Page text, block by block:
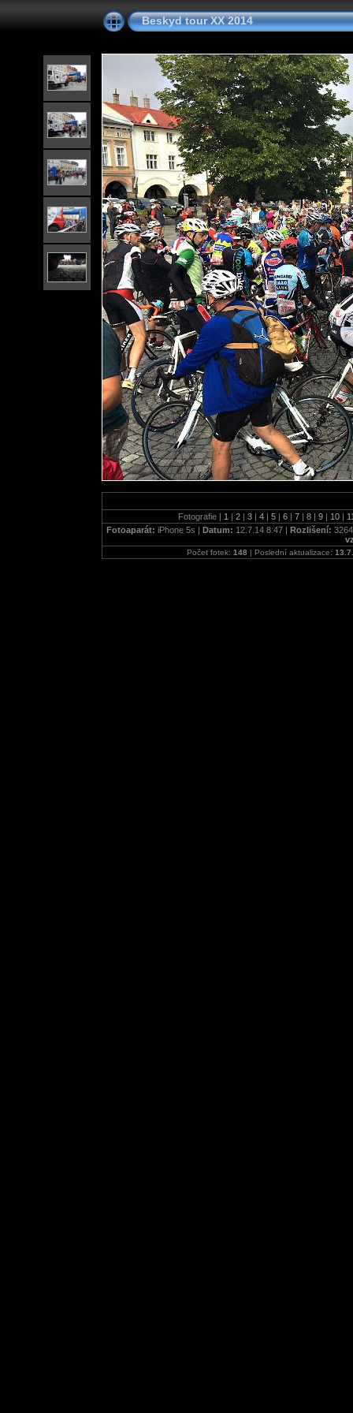
Beskyd tour XX 2014
Fotografie | 1 | 2 | 3 | 4 | 5 | 6 | 7 | 8 | 9 | 10 |
Fotoaparát: iPhone 5s | Datum: 12.7.14 8:47 | Rozlišení:
Počet fotek: 148 | Poslední aktualizace: